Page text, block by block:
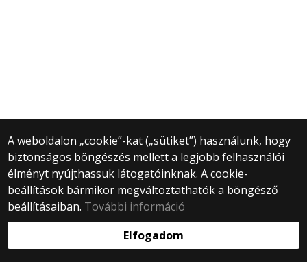
A weboldalon „cookie”-kat („sütiket”) használunk, hogy
biztonságos böngészés mellett a legjobb felhasználói
élményt nyújthassuk látogatóinknak. A cookie-
beállítások bármikor megváltoztathatók a böngésző
beállításaiban. További információ
Elfogadom
© 2025 Eötvös Loránd Tudományegyetem
Minden jog fenntartva.
1053 Budapest, Egyetem tér 1–3.
Központi telefonszám: +36 1 411 6500